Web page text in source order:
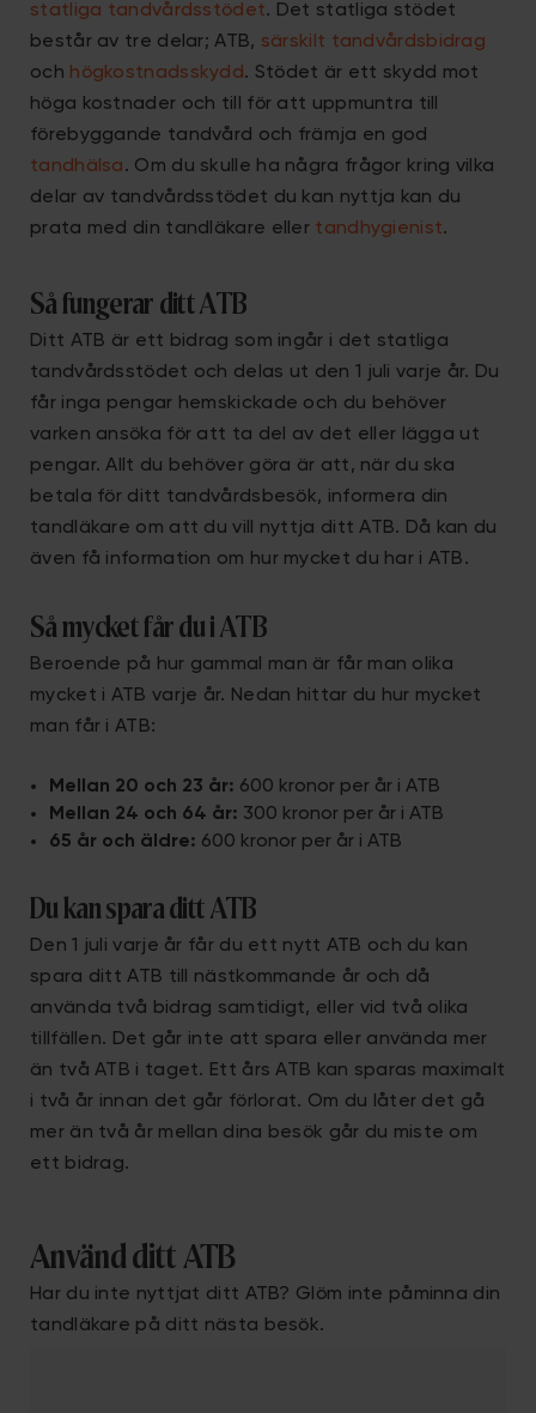
statliga tandvårdsstödet. Det statliga stödet
består av tre delar; ATB, särskilt tandvårdsbidrag
och högkostnadsskydd. Stödet är ett skydd mot
höga kostnader och till för att uppmuntra till
förebyggande tandvård och främja en god
tandhälsa. Om du skulle ha några frågor kring vilka
delar av tandvårdsstödet du kan nyttja kan du
prata med din tandläkare eller tandhygienist.
Så fungerar ditt ATB
Ditt ATB är ett bidrag som ingår i det statliga
tandvårdsstödet och delas ut den 1 juli varje år. Du
får inga pengar hemskickade och du behöver
varken ansöka för att ta del av det eller lägga ut
pengar. Allt du behöver göra är att, när du ska
betala för ditt tandvårdsbesök, informera din
tandläkare om att du vill nyttja ditt ATB. Då kan du
även få information om hur mycket du har i ATB.
Så mycket får du i ATB
Beroende på hur gammal man är får man olika
mycket i ATB varje år. Nedan hittar du hur mycket
man får i ATB:
Mellan 20 och 23 år: 600 kronor per år i ATB
Mellan 24 och 64 år: 300 kronor per år i ATB
65 år och äldre: 600 kronor per år i ATB
Du kan spara ditt ATB
Den 1 juli varje år får du ett nytt ATB och du kan
spara ditt ATB till nästkommande år och då
använda två bidrag samtidigt, eller vid två olika
tillfällen. Det går inte att spara eller använda mer
än två ATB i taget. Ett års ATB kan sparas maximalt
i två år innan det går förlorat. Om du låter det gå
mer än två år mellan dina besök går du miste om
ett bidrag.
Använd ditt ATB
Har du inte nyttjat ditt ATB? Glöm inte påminna din
tandläkare på ditt nästa besök.